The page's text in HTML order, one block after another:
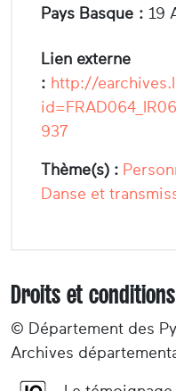
Pays Basque : 19
Lien externe
: http://
937
Thème(s) :
Danse et
Droits et
© Département des
Archives